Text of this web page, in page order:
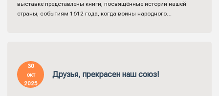
выставке представлены книги, посвящённые истории нашей
страны, событиям 1612 года, когда воины народного…
30
окт
2025
Друзья, прекрасен наш союз!